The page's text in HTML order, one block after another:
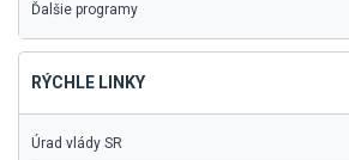
Ďalšie programy
RÝCHLE LINKY
Úrad vlády SR